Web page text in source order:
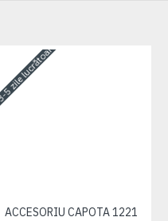
3-5 zile lucrătoare
ACCESORIU CAPOTA 1221